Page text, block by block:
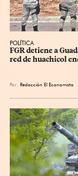
POLÍTICA
FGR detiene a
red de huachicol
Por Redacción El Economista